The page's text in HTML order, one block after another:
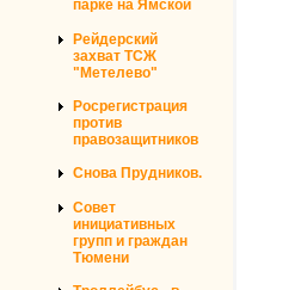
парке на Ямской
Рейдерский
захват ТСЖ
"Метелево"
Росрегистрация
против
правозащитников
Снова Прудников.
Совет
инициативных
групп и граждан
Тюмени